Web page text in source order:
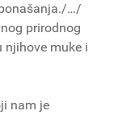
…/
prirodnog
njihove muke i
nam je